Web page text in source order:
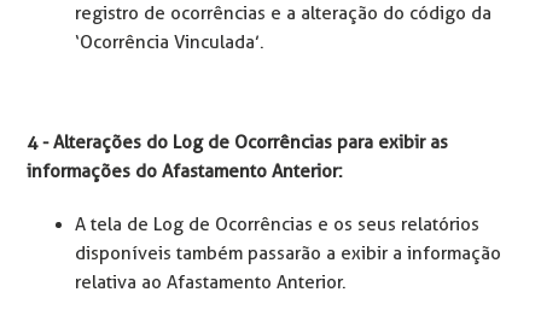
registro de ocorrências e a alteração do código da
‘Ocorrência Vinculada’.
4 - Alterações do Log de Ocorrências para exibir as
informações do Afastamento Anterior:
A tela de Log de Ocorrências e os seus relatórios
disponíveis também passarão a exibir a informação
relativa ao Afastamento Anterior.